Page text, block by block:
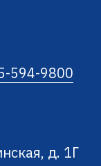
594-9800
д. 1Г